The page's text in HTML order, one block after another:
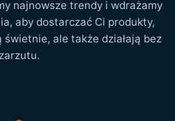
najnowsze trendy i wdrażamy
aby dostarczać Ci produkty,
ale także działają bez
zarzutu.